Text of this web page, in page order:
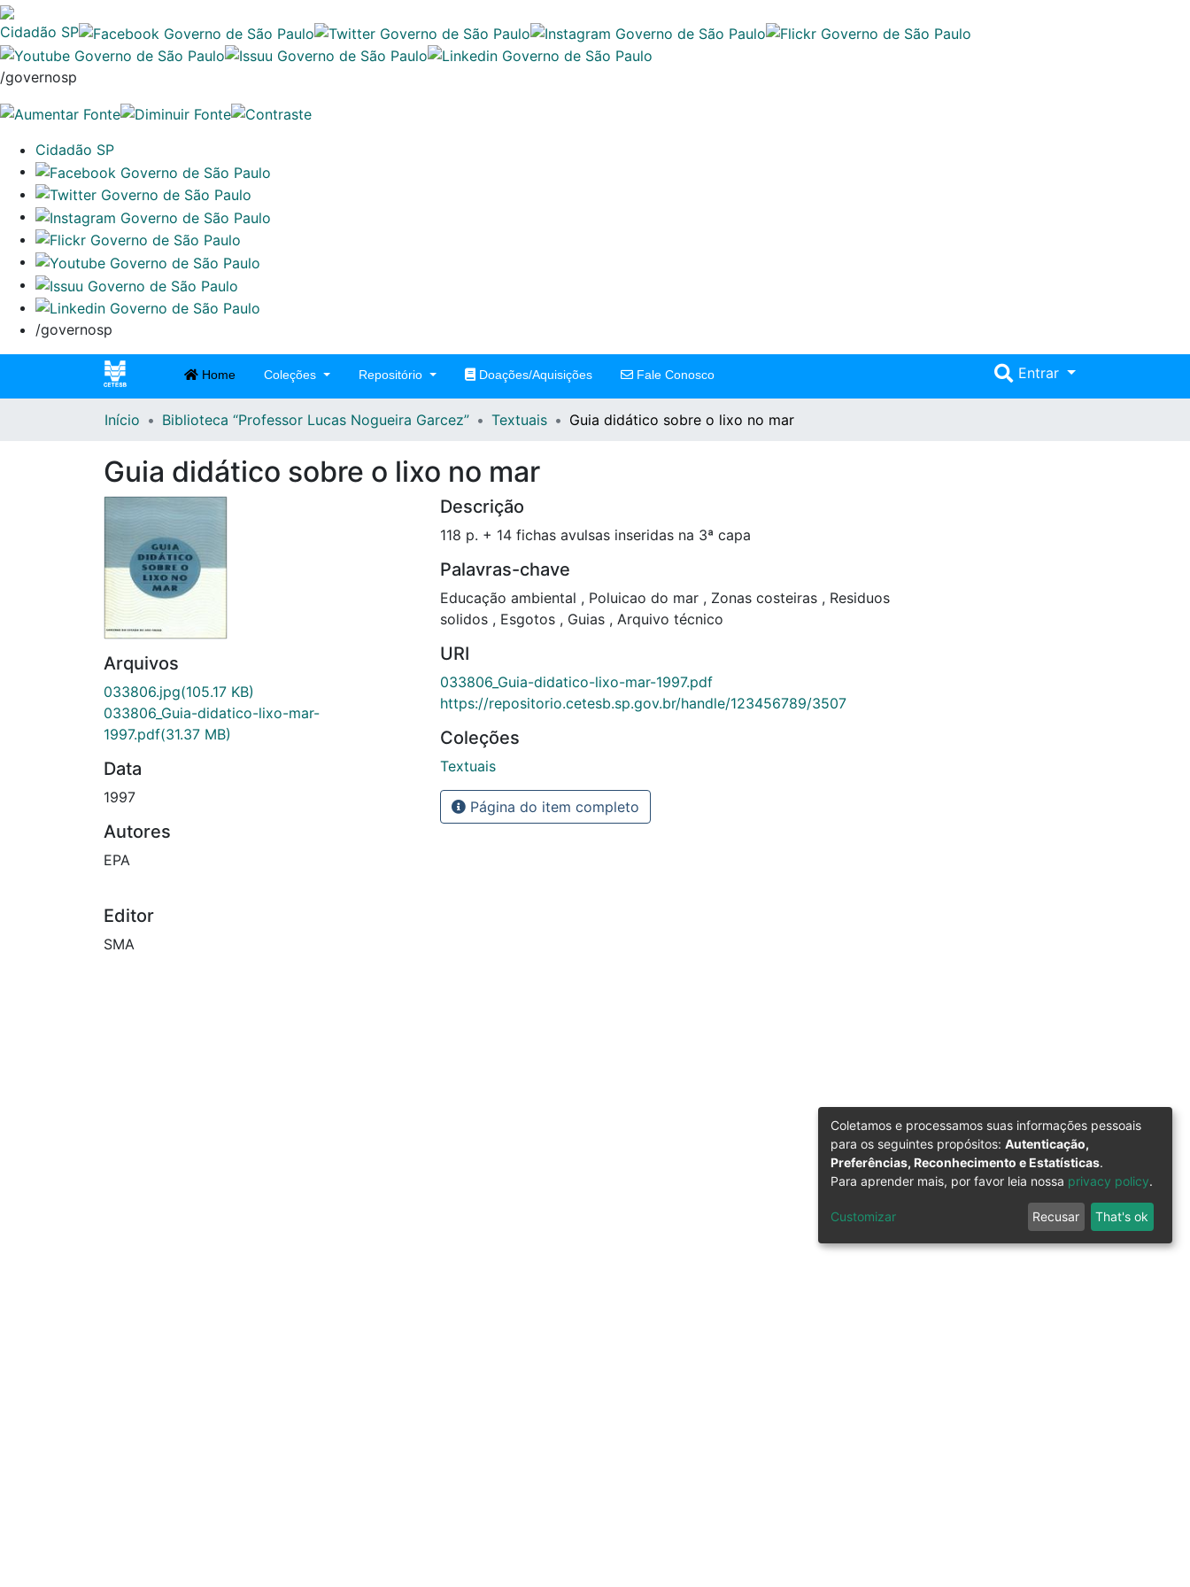
Cidadão SP
/governosp
Cidadão SP
/governosp
Entrar
Home Coleções Repositório Doações/Aquisições Fale Conosco
Início Biblioteca “Professor Lucas Nogueira Garcez” Textuais Guia didático sobre o lixo no mar
Guia didático sobre o lixo no mar
Arquivos
033806.jpg(105.17 KB)
033806_Guia-didatico-lixo-mar-
1997.pdf(31.37 MB)
Data
1997
Autores
EPA
Editor
SMA
Descrição
118 p. + 14 fichas avulsas inseridas na 3ª capa
Palavras-chave
Educação ambiental , Poluicao do mar , Zonas costeiras , Residuos
solidos , Esgotos , Guias , Arquivo técnico
URI
033806_Guia-didatico-lixo-mar-1997.pdf
https://repositorio.cetesb.sp.gov.br/handle/123456789/3507
Coleções
Textuais
Página do item completo
Coletamos e processamos suas informações pessoais
para os seguintes propósitos: Autenticação,
Preferências, Reconhecimento e Estatísticas.
Para aprender mais, por favor leia nossa privacy policy.
Customizar Recusar That's ok